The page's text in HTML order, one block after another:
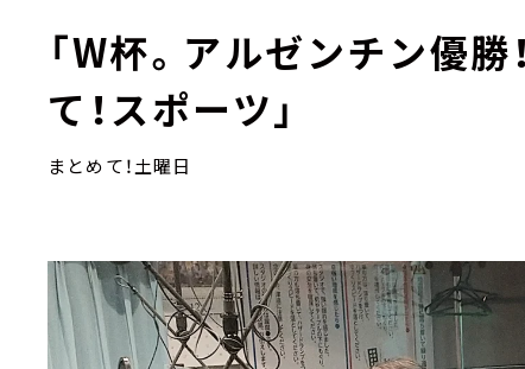
「W杯。アルゼンチン優勝
て！スポーツ」
まとめて！土曜日